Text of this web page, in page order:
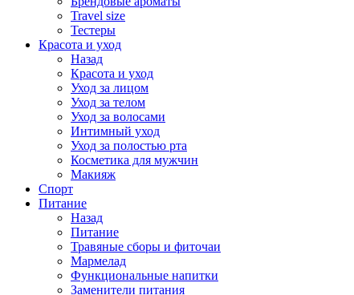
Travel size
Тестеры
Красота и уход
Назад
Красота и уход
Уход за лицом
Уход за телом
Уход за волосами
Интимный уход
Уход за полостью рта
Косметика для мужчин
Макияж
Спорт
Питание
Назад
Питание
Травяные сборы и фиточаи
Мармелад
Функциональные напитки
Заменители питания